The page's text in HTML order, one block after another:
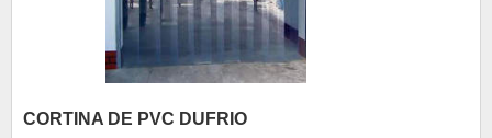
CORTINA DE PVC DUFRIO